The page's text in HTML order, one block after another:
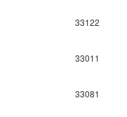
33122
33011
33081